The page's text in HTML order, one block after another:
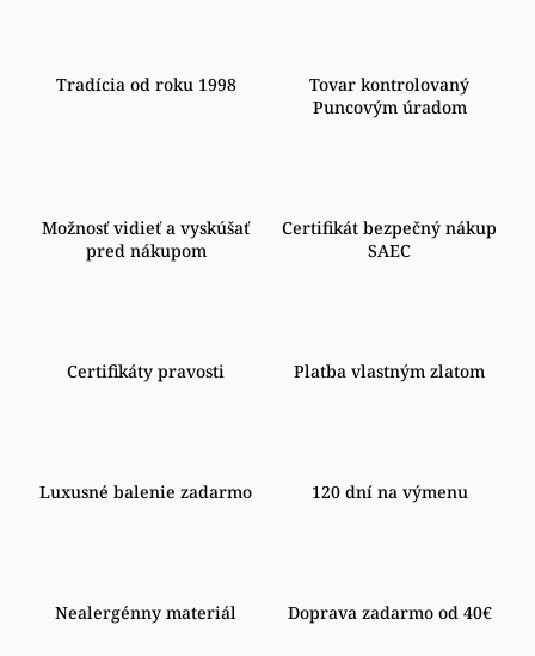
Tradícia od roku 1998
Tovar kontrolovaný
Puncovým úradom
Možnosť vidieť a vyskúšať
pred nákupom
Certifikát bezpečný nákup
SAEC
Certifikáty pravosti Platba vlastným zlatom
Luxusné balenie zadarmo 120 dní na výmenu
Nealergénny materiál Doprava zadarmo od 40€